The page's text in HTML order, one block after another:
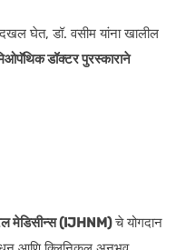
दखल घेत, डॉ. वसीम यांना खालील
डॉक्टर पुरस्काराने
मेडिसीन्स (IJHNM)चे योगदान